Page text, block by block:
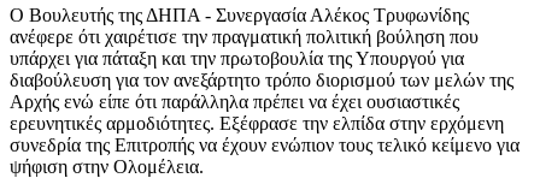
Ο Βουλευτής της ΔΗΠΑ - Συνεργασία Αλέκος Τρυφωνίδης
ανέφερε ότι χαιρέτισε την πραγματική πολιτική βούληση που
υπάρχει για πάταξη και την πρωτοβουλία της Υπουργού για
διαβούλευση για τον ανεξάρτητο τρόπο διορισμού των μελών της
Αρχής ενώ είπε ότι παράλληλα πρέπει να έχει ουσιαστικές
ερευνητικές αρμοδιότητες. Εξέφρασε την ελπίδα στην ερχόμενη
συνεδρία της Επιτροπής να έχουν ενώπιον τους τελικό κείμενο για
ψήφιση στην Ολομέλεια.